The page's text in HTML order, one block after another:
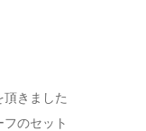
きました
のセット